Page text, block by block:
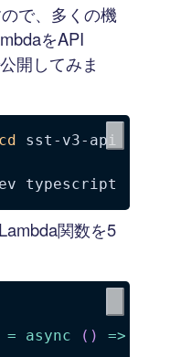
で、多くの機
をAPI
開してみま
cd
関数を5
= async ( ) =>